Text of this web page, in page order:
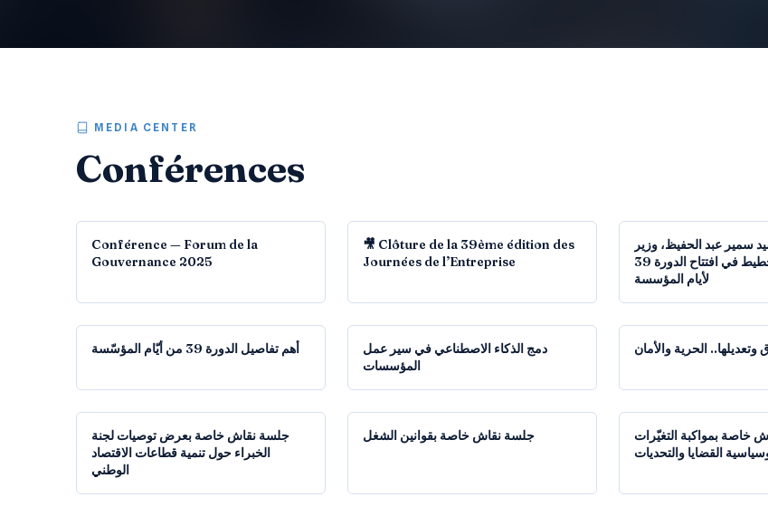
MEDIA CENTER
Conférences
Conférence — Forum de la
Gouvernance 2025
🎥 Clôture de la 39ème édition des
Journées de l’Entreprise
سمير عبد الحفيظ، وزير
الاقتصاد والتخطيط في افتتاح الدورة 39
لأيام المؤسسة
أهم تفاصيل الدورة 39 من أيّام المؤسّسة
دمج الذكاء الاصطناعي في سير عمل
المؤسسات
وتعديلها.. الحرية والأمان
جلسة نقاش خاصة بعرض توصيات لجنة
الخبراء حول تنمية قطاعات الاقتصاد
الوطني
جلسة نقاش خاصة بقوانين الشغل
خاصة بمواكبة التغيّرات
القضايا والتحديات